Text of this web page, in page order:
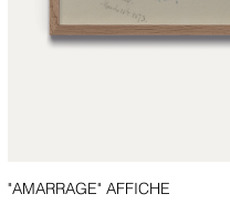
Aperçu rapide
"AMARRAGE" AFFICHE